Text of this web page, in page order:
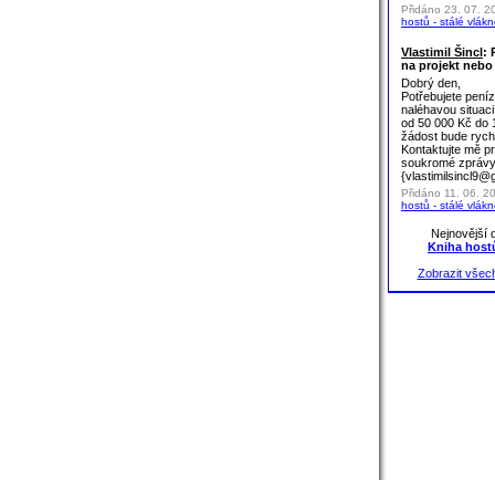
Přidáno 23. 07.
hostů - stálé
Vlastimil Šincl:
na projekt
Dobrý den,
Potřebujete
naléhavou
od 50 000 Kč do
žádost bude
Kontaktujte mě
soukromé
Přidáno 11. 06.
hostů - stálé
Nejnovější
Kniha
Zobrazit